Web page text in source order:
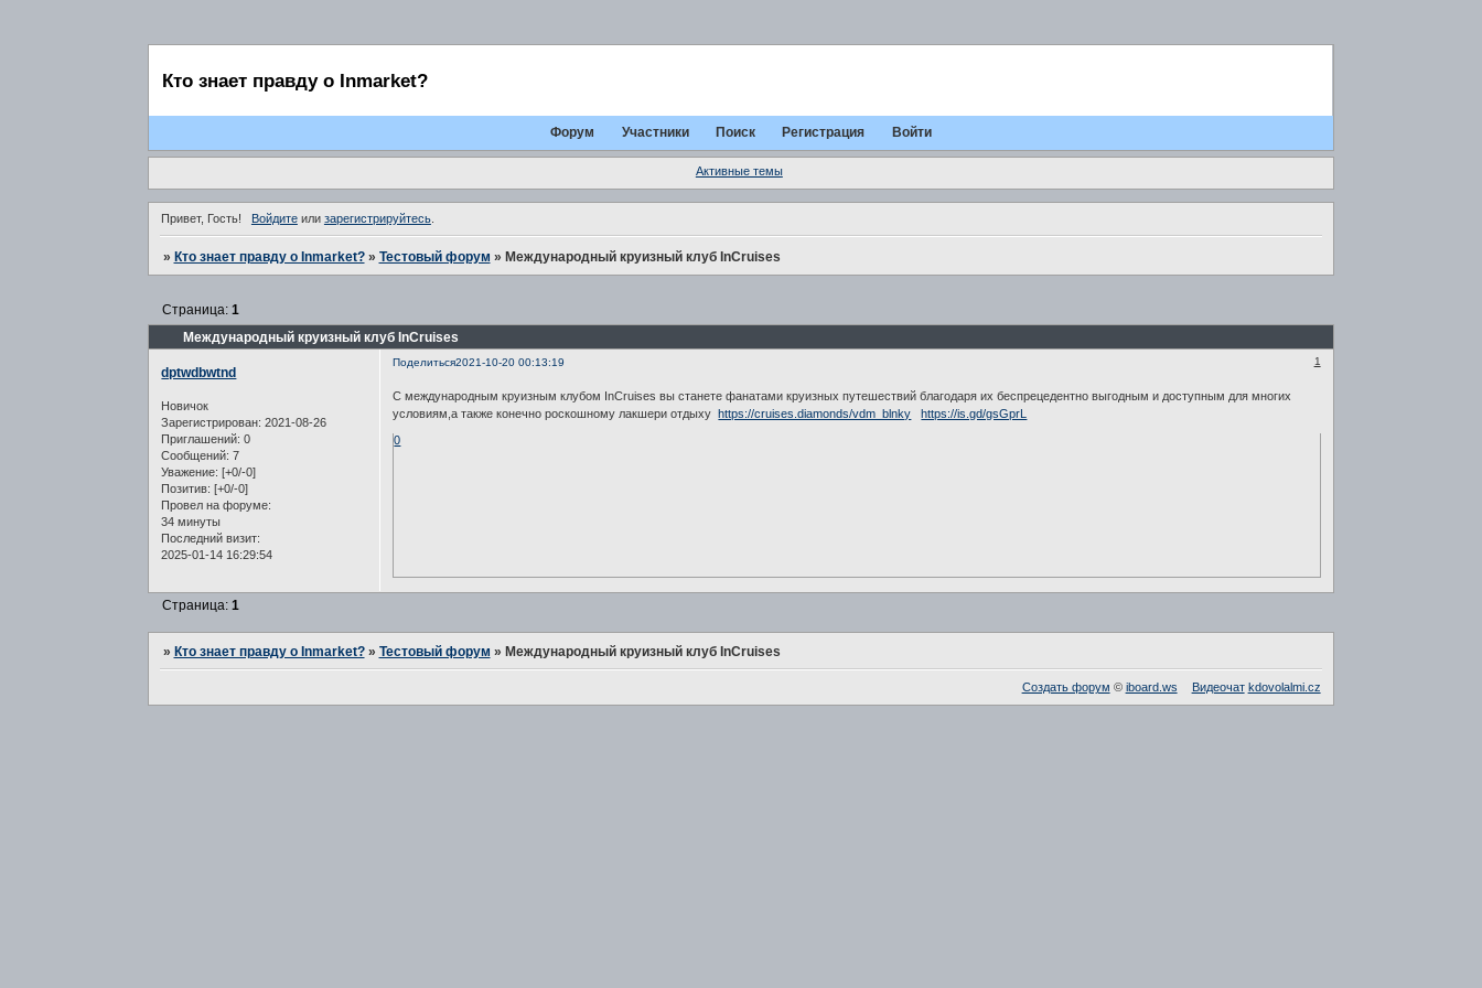
Кто знает правду о Inmarket?
Форум Участники Поиск Регистрация Войти
Активные темы
Привет, Гость! Войдитеили зарегистрируйтесь.
» Кто знает правду о Inmarket? » Тестовый форум » Международный круизный клуб InCruises
Международный круизный клуб InCruises
Страница: 1
Поделиться 1
2021-10-20 00:13:19
dptwdbwtnd
Новичок
Зарегистрирован: 2021-08-26
Приглашений: 0
Сообщений: 7
Уважение: [+0/-0]
Позитив: [+0/-0]
Провел на форуме:
34 минуты
Последний визит:
2025-01-14 16:29:54
С международным круизным клубом InCruises вы станете фанатами круизных путешествий благодаря их беспрецедентно выгодным и доступным для многих
условиям,а также конечно роскошному лакшери отдыхуhttps://cruises.diamonds/vdm_blnky
https://is.gd/gsGprL
0
Страница: 1
» Кто знает правду о Inmarket? » Тестовый форум » Международный круизный клуб InCruises
Создать форум © iboard.ws Видеочат kdovolalmi.cz